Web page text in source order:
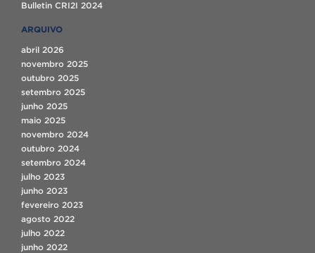
Bulletin CRI2I 2024
ARQUIVO
abril 2026
novembro 2025
outubro 2025
setembro 2025
junho 2025
maio 2025
novembro 2024
outubro 2024
setembro 2024
julho 2023
junho 2023
fevereiro 2023
agosto 2022
julho 2022
junho 2022